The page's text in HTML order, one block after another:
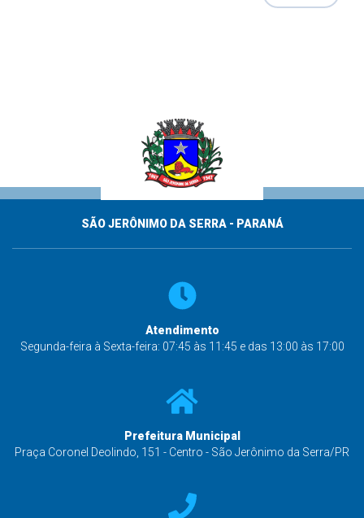
SÃO JERÔNIMO DA SERRA - PARANÁ
Atendimento
Segunda-feira à Sexta-feira: 07:45 às 11:45 e das 13:00 às 17:00
Prefeitura Municipal
Praça Coronel Deolindo, 151 - Centro - São Jerônimo da Serra/PR